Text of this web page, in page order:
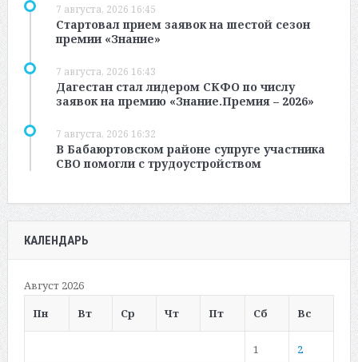
7 августа, 2026 16:45
Стартовал прием заявок на шестой сезон
премии «Знание»
7 августа, 2026 16:43
Дагестан стал лидером СКФО по числу
заявок на премию «Знание.Премия – 2026»
7 августа, 2026 16:32
В Бабаюртовском районе супруге участника
СВО помогли с трудоустройством
КАЛЕНДАРЬ
Август 2026
Пн
Вт Ср Чт Пт Сб Вс
1 2